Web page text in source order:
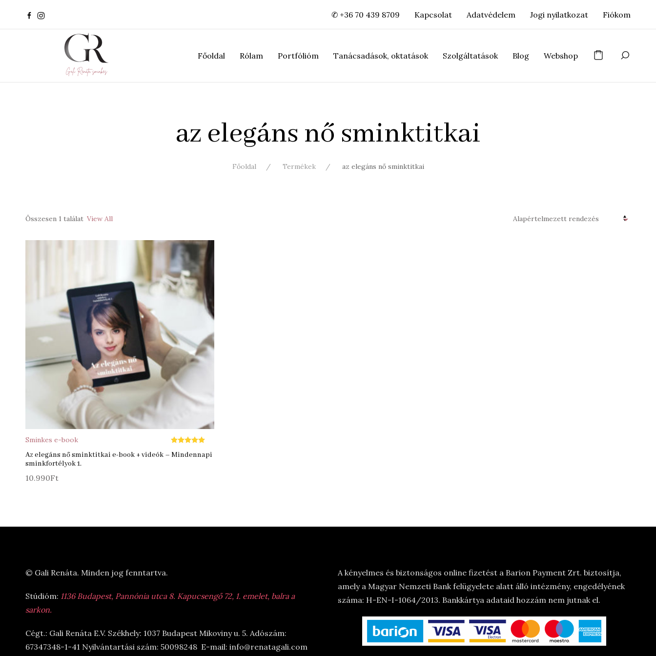
✆ +36 70 439 8709 Kapcsolat Adatvédelem Jogi nyilatkozat Fiókom
Főoldal Rólam Portfólióm Tanácsadások, oktatások Szolgáltatások Blog Webshop
az elegáns nő sminktitkai
Főoldal Termékek az elegáns nő sminktitkai
Összesen 1 találat View All
Sminkes e-book
/ 5
Az elegáns nő sminktitkai e-book + videók – Mindennapi
sminkfortélyok 1.
10.990Ft
© Gali Renáta. Minden jog fenntartva.
Stúdióm: 1136 Budapest, Pannónia utca 8. Kapucsengő 72, 1. emelet, balra a
sarkon.
Cégt.: Gali Renáta E.V. Székhely: 1037 Budapest Mikoviny u. 5. Adószám:
67347348-1-41 Nyilvántartási szám: 50098248 E-mail: info@renatagali.com
A kényelmes és biztonságos online fizetést a Barion Payment Zrt. biztosítja,
amely a Magyar Nemzeti Bank felügyelete alatt álló intézmény, engedélyének
száma: H-EN-I-1064/2013. Bankkártya adataid hozzám nem jutnak el.